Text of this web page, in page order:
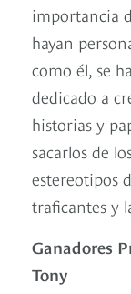
importancia
hayan
como él, se
dedicado a
historias y
sacarlos de
estereotipos
traficantes y
Ganadores
Tony